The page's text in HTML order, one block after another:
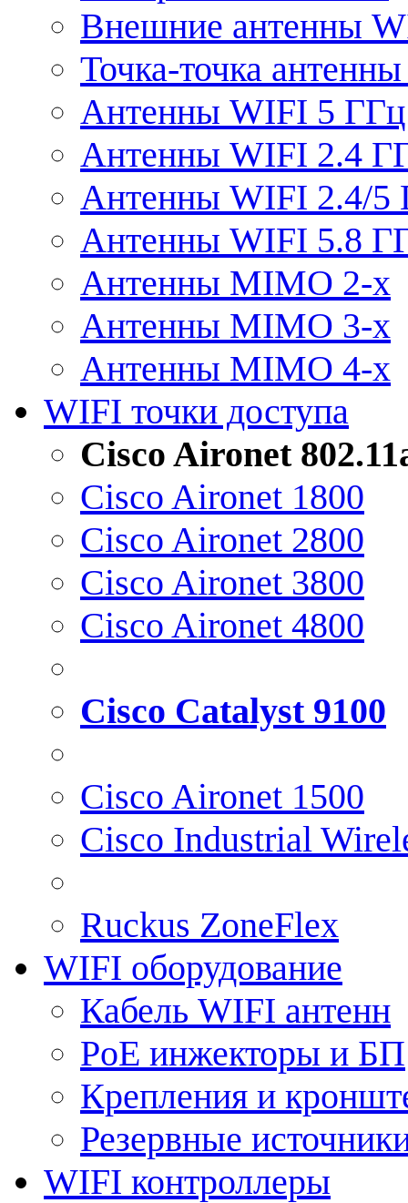
Внешние антенны
Точка-точка
Антенны WIFI 5 ГГц
Антенны WIFI 2.4
Антенны WIFI 2.4/5
Антенны WIFI 5.8
Антенны MIMO 2-x
Антенны MIMO 3-x
Антенны MIMO 4-x
WIFI точки доступа
Cisco Aironet
Cisco Aironet 1800
Cisco Aironet 2800
Cisco Aironet 3800
Cisco Aironet 4800
Cisco Catalyst 9100
Cisco Aironet 1500
Cisco Industrial
Ruckus ZoneFlex
WIFI оборудование
Кабель WIFI антенн
PoE инжекторы и БП
Крепления и
Резервные
WIFI контроллеры